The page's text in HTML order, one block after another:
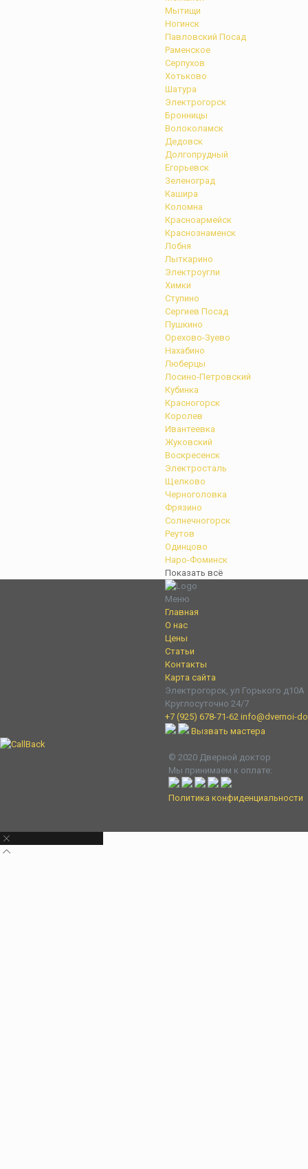
Мытищи
Ногинск
Павловский Посад
Раменское
Серпухов
Хотьково
Шатура
Электрогорск
Бронницы
Волоколамск
Дедовск
Долгопрудный
Егорьевск
Зеленоград
Кашира
Коломна
Красноармейск
Краснознаменск
Лобня
Лыткарино
Электроугли
Химки
Ступино
Сергиев Посад
Пушкино
Орехово-Зуево
Нахабино
Люберцы
Лосино-Петровский
Кубинка
Красногорск
Королев
Ивантеевка
Жуковский
Воскресенск
Электросталь
Щелково
Черноголовка
Фрязино
Солнечногорск
Реутов
Одинцово
Наро-Фоминск
Показать всё
Меню
Главная
О нас
Цены
Статьи
Контакты
Карта сайта
Электрогорск, ул Горького д10А
Круглосуточно 24/7
+7 (925) 678-71-62 info@dvernoi-
Вызвать мастера
© 2020 Дверной доктор
Мы принимаем к оплате:
Политика конфиденциальности